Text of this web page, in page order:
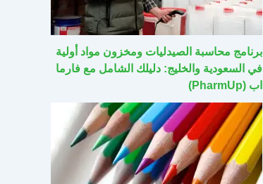
برنامج محاسبة الصيدليات ومخزون مواد أولية
في السعودية والخليج: دليلك الشامل مع فارما
اب (PharmUp)